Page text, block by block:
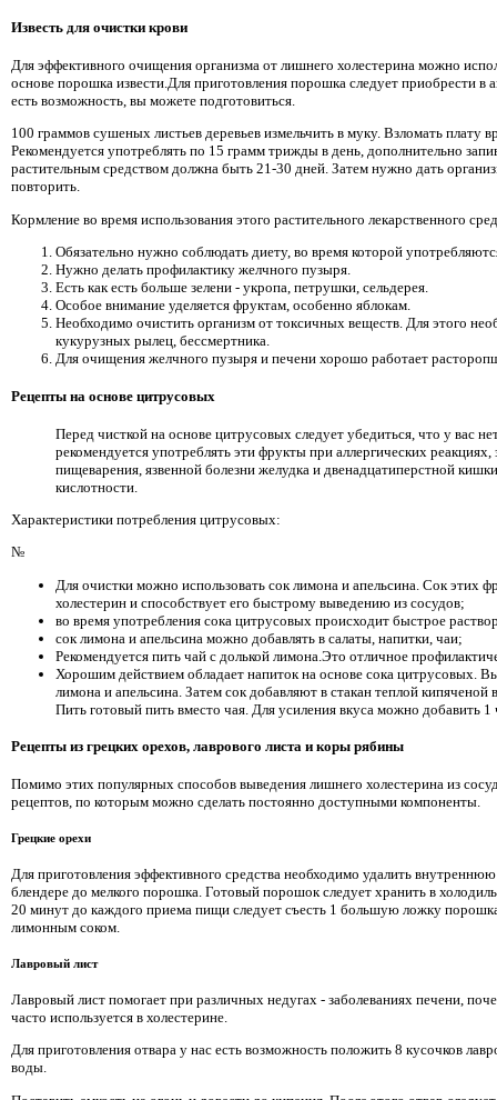
Известь для очистки крови
Для эффективного очищения организма от лишнего холестерина можно
основе порошка извести.Для приготовления порошка следует приобрести в
есть возможность, вы можете подготовиться.
100 граммов сушеных листьев деревьев измельчить в муку. Взломать плату
Рекомендуется употреблять по 15 грамм трижды в день, дополнительно
растительным средством должна быть 21-30 дней. Затем нужно дать
повторить.
Кормление во время использования этого растительного лекарственного
Обязательно нужно соблюдать диету, во время которой
Нужно делать профилактику желчного пузыря.
Есть как есть больше зелени - укропа, петрушки, сельдерея.
Особое внимание уделяется фруктам, особенно яблокам.
Необходимо очистить организм от токсичных веществ. Для этого
кукурузных рылец, бессмертника.
Для очищения желчного пузыря и печени хорошо работает
Рецепты на основе цитрусовых
Перед чисткой на основе цитрусовых следует убедиться, что у вас
рекомендуется употреблять эти фрукты при аллергических реакциях,
пищеварения, язвенной болезни желудка и двенадцатиперстной
кислотности.
Характеристики потребления цитрусовых:
№
Для очистки можно использовать сок лимона и апельсина. Сок этих
холестерин и способствует его быстрому выведению из сосудов;
во время употребления сока цитрусовых происходит быстрое
сок лимона и апельсина можно добавлять в салаты, напитки, чаи;
Рекомендуется пить чай с долькой лимона.Это отличное
Хорошим действием обладает напиток на основе сока цитрусовых.
лимона и апельсина. Затем сок добавляют в стакан теплой
Пить готовый пить вместо чая. Для усиления вкуса можно добавить
Рецепты из грецких орехов, лаврового листа и коры рябины
Помимо этих популярных способов выведения лишнего холестерина из
рецептов, по которым можно сделать постоянно доступными компоненты.
Грецкие орехи
Для приготовления эффективного средства необходимо удалить внутреннюю
блендере до мелкого порошка. Готовый порошок следует хранить в
20 минут до каждого приема пищи следует съесть 1 большую ложку порошка
лимонным соком.
Лавровый лист
Лавровый лист помогает при различных недугах - заболеваниях печени,
часто используется в холестерине.
Для приготовления отвара у нас есть возможность положить 8 кусочков
воды.